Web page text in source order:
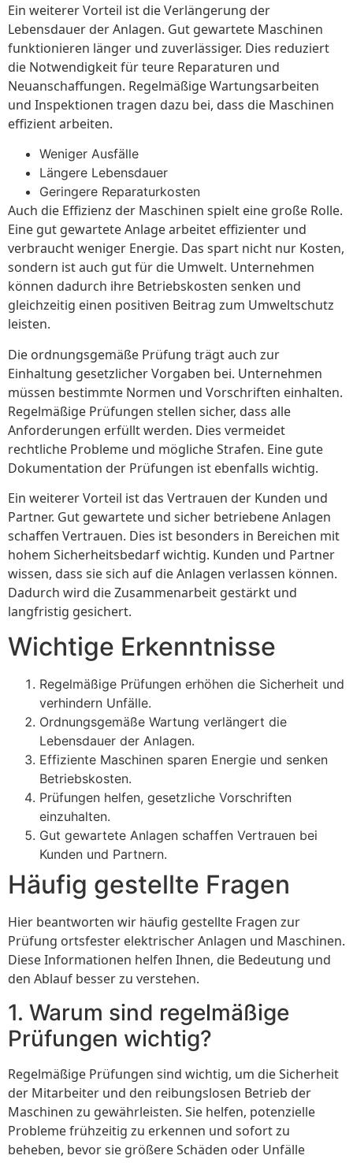
Ein weiterer Vorteil ist die Verlängerung der
Lebensdauer der Anlagen. Gut gewartete Maschinen
funktionieren länger und zuverlässiger. Dies reduziert
die Notwendigkeit für teure Reparaturen und
Neuanschaffungen. Regelmäßige Wartungsarbeiten
und Inspektionen tragen dazu bei, dass die Maschinen
effizient arbeiten.
Weniger Ausfälle
Längere Lebensdauer
Geringere Reparaturkosten
Auch die Effizienz der Maschinen spielt eine große Rolle.
Eine gut gewartete Anlage arbeitet effizienter und
verbraucht weniger Energie. Das spart nicht nur Kosten,
sondern ist auch gut für die Umwelt. Unternehmen
können dadurch ihre Betriebskosten senken und
gleichzeitig einen positiven Beitrag zum Umweltschutz
leisten.
Die ordnungsgemäße Prüfung trägt auch zur
Einhaltung gesetzlicher Vorgaben bei. Unternehmen
müssen bestimmte Normen und Vorschriften einhalten.
Regelmäßige Prüfungen stellen sicher, dass alle
Anforderungen erfüllt werden. Dies vermeidet
rechtliche Probleme und mögliche Strafen. Eine gute
Dokumentation der Prüfungen ist ebenfalls wichtig.
Ein weiterer Vorteil ist das Vertrauen der Kunden und
Partner. Gut gewartete und sicher betriebene Anlagen
schaffen Vertrauen. Dies ist besonders in Bereichen mit
hohem Sicherheitsbedarf wichtig. Kunden und Partner
wissen, dass sie sich auf die Anlagen verlassen können.
Dadurch wird die Zusammenarbeit gestärkt und
langfristig gesichert.
Wichtige Erkenntnisse
Regelmäßige Prüfungen erhöhen die Sicherheit und
verhindern Unfälle.
Ordnungsgemäße Wartung verlängert die
Lebensdauer der Anlagen.
Effiziente Maschinen sparen Energie und senken
Betriebskosten.
Prüfungen helfen, gesetzliche Vorschriften
einzuhalten.
Gut gewartete Anlagen schaffen Vertrauen bei
Kunden und Partnern.
Häufig gestellte Fragen
Hier beantworten wir häufig gestellte Fragen zur
Prüfung ortsfester elektrischer Anlagen und Maschinen.
Diese Informationen helfen Ihnen, die Bedeutung und
den Ablauf besser zu verstehen.
1. Warum sind regelmäßige
Prüfungen wichtig?
Regelmäßige Prüfungen sind wichtig, um die Sicherheit
der Mitarbeiter und den reibungslosen Betrieb der
Maschinen zu gewährleisten. Sie helfen, potenzielle
Probleme frühzeitig zu erkennen und sofort zu
beheben, bevor sie größere Schäden oder Unfälle